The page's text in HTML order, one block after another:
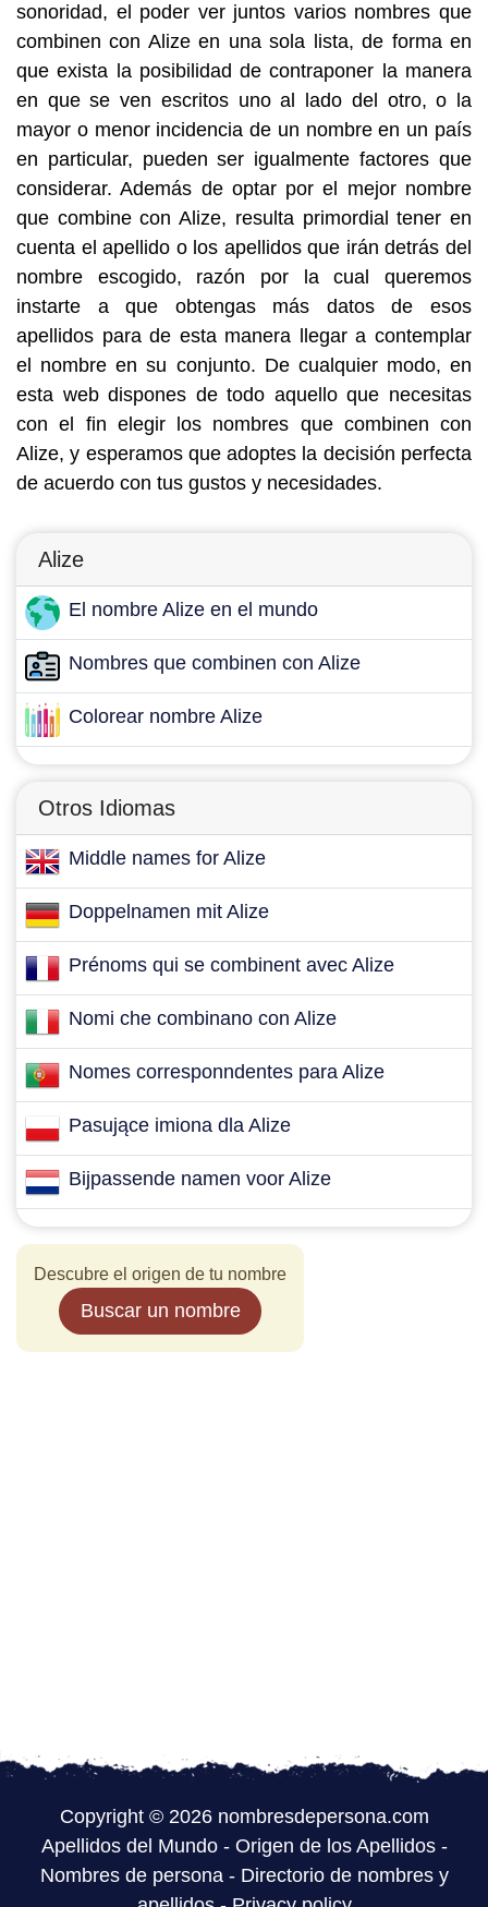
sonoridad, el poder ver juntos varios nombres que
combinen con Alize en una sola lista, de forma en
que exista la posibilidad de contraponer la manera
en que se ven escritos uno al lado del otro, o la
mayor o menor incidencia de un nombre en un país
en particular, pueden ser igualmente factores que
considerar. Además de optar por el mejor nombre
que combine con Alize, resulta primordial tener en
cuenta el apellido o los apellidos que irán detrás del
nombre escogido, razón por la cual queremos
instarte a que obtengas más datos de esos
apellidos para de esta manera llegar a contemplar
el nombre en su conjunto. De cualquier modo, en
esta web dispones de todo aquello que necesitas
con el fin elegir los nombres que combinen con
Alize, y esperamos que adoptes la decisión perfecta
de acuerdo con tus gustos y necesidades.
Alize
El nombre Alize en el mundo
Nombres que combinen con Alize
Colorear nombre Alize
Otros Idiomas
Middle names for Alize
Doppelnamen mit Alize
Prénoms qui se combinent avec Alize
Nomi che combinano con Alize
Nomes corresponndentes para Alize
Pasujące imiona dla Alize
Bijpassende namen voor Alize
Descubre el origen de tu nombre
Buscar un nombre
Copyright © 2026 nombresdepersona.com
Apellidos del Mundo- Origen de los Apellidos-
Nombres de persona- Directorio de nombres y